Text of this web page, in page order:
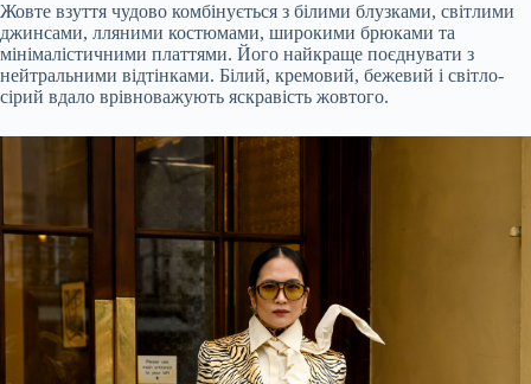
Жовте взуття чудово комбінується з білими блузками, світлими
джинсами, лляними костюмами, широкими брюками та
мінімалістичними платтями. Його найкраще поєднувати з
нейтральними відтінками. Білий, кремовий, бежевий і світло-
сірий вдало врівноважують яскравість жовтого.